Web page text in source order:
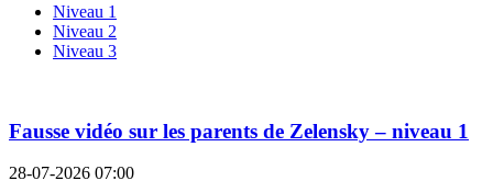
Niveau 1
Niveau 2
Niveau 3
Fausse vidéo sur les parents de Zelensky – niveau 1
28-07-2026 07:00